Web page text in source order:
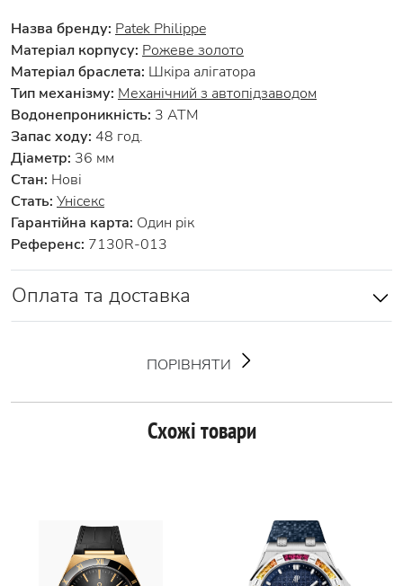
Назва бренду: Patek Philippe
Матеріал корпусу: Рожеве золото
Матеріал браслета: Шкіра алігатора
Тип механізму: Механічний з автопідзаводом
Водонепроникність: 3 АТМ
Запас ходу: 48 год.
Діаметр: 36 мм
Стан: Нові
Стать: Унісекс
Гарантійна карта: Один рік
Референс: 7130R-013
Оплата та доставка
ПОРІВНЯТИ
Схожі товари